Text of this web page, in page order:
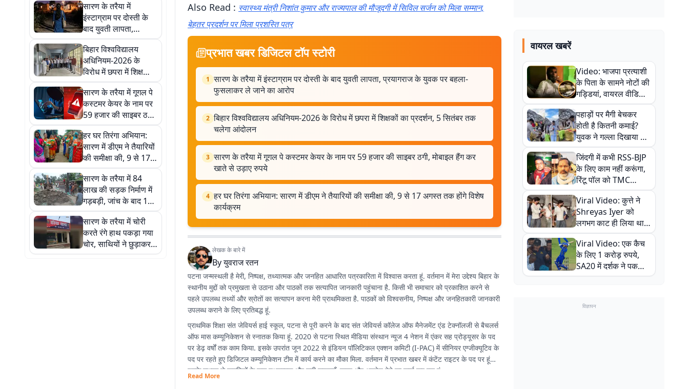
सारण के तरैया में
इंस्टाग्राम पर दोस्ती के
बाद युवती लापता,
प्रयागराज के युवक पर
बहला-फुसलाकर ले जाने
का आरोप
बिहार विश्वविद्यालय
अधिनियम-2026 के
विरोध में छपरा में शिक्षकों
का प्रदर्शन, 5 सितंबर
तक चलेगा आंदोलन
सारण के तरैया में गूगल पे
कस्टमर केयर के नाम पर
59 हजार की साइबर ठगी,
मोबाइल हैंग कर खाते से
उड़ाए रुपये
हर घर तिरंगा अभियान:
सारण में डीएम ने तैयारियों
की समीक्षा की, 9 से 17
अगस्त तक होंगे विशेष
कार्यक्रम
सारण के तरैया में 84
लाख की सड़क निर्माण में
गड़बड़ी, जांच के बाद 150
फीट सड़क की ढलाई
तुड़वाई गई
सारण के तरैया में चोरी
करते रंगे हाथ पकड़ा गया
चोर, साथियों ने छुड़ाकर
कराया फरार
Also Read : स्वास्थ्य मंत्री निशांत कुमार और राज्यपाल की मौजूदगी में सिविल सर्जन को मिला सम्मान,
बेहतर प्रदर्शन पर मिला प्रशस्ति पत्र
प्रभात खबर डिजिटल टॉप स्टोरी
1 सारण के तरैया में इंस्टाग्राम पर दोस्ती के बाद युवती लापता, प्रयागराज के युवक पर बहला-
फुसलाकर ले जाने का आरोप
2 बिहार विश्वविद्यालय अधिनियम-2026 के विरोध में छपरा में शिक्षकों का प्रदर्शन, 5 सितंबर तक
चलेगा आंदोलन
3 सारण के तरैया में गूगल पे कस्टमर केयर के नाम पर 59 हजार की साइबर ठगी, मोबाइल हैंग कर
खाते से उड़ाए रुपये
4 हर घर तिरंगा अभियान: सारण में डीएम ने तैयारियों की समीक्षा की, 9 से 17 अगस्त तक होंगे विशेष
कार्यक्रम
लेखक के बारे में
Byयुवराज रतन
पटना जन्मस्थली है मेरी, निष्पक्ष, तथ्यात्मक और जनहित आधारित पत्रकारिता में विश्वास करता हूं. वर्तमान में मेरा उद्देश्य बिहार के
स्थानीय मुद्दों को प्रमुखता से उठाना और पाठकों तक सत्यापित जानकारी पहुंचाना है. किसी भी समाचार को प्रकाशित करने से
पहले उपलब्ध तथ्यों और स्रोतों का सत्यापन करना मेरी प्राथमिकता है. पाठकों को विश्वसनीय, निष्पक्ष और जनहितकारी जानकारी
उपलब्ध कराने के लिए प्रतिबद्ध हूं.
प्राथमिक शिक्षा संत जेवियर्स हाई स्कूल, पटना से पूरी करने के बाद संत जेवियर्स कॉलेज ऑफ मैनेजमेंट एंड टेक्नॉलजी से बैचलर्स
ऑफ मास कम्यूनिकेशन से स्नातक किया हूं. 2020 से पटना स्थित मीडिया संस्थान न्यूज 4 नेशन में एंकर सह प्रोड्यूसर के पद
पर डेढ़ वर्षों तक काम किया. इसके उपरांत जून 2022 से इंडियन पॉलिटिकल एक्शन कमिटी (I-PAC) में सीनियर एग्जीक्यूटिव के
पद पर रहते हुए डिजिटल कम्यूनिकेशन टीम में कार्य करने का मौका मिला. वर्तमान में प्रभात खबर में कंटेंट राइटर के पद पर हूं
इसके माध्यम से नागरिकों के पास तथ्यात्मक और सही सूचनाएँ, खबर और अपडेट देने का कार्य कर रहा हूं.
Read More
वायरल खबरें
Video: भाजपा प्रत्याशी
के पिता के सामने नोटों की
गड्डियां, वायरल वीडियो
से राजनीति में उबाल,
अजित महतो बोले- TMC
की गंदी चाल
पहाड़ों पर मैगी बेचकर
होती है कितनी कमाई?
युवक ने गल्ला दिखाया तो
नौकरी वालों के खड़े हो गए
कान
जिंदगी में कभी RSS-BJP
के लिए काम नहीं करूंगा,
रिंटू पॉल को TMC
ऑफिस में ले जाकर पीटा,
Video वायरल
Viral Video: कुत्ते ने
Shreyas Iyer को
लगभग काट ही लिया था,
न्यूजीलैंड सीरीज से पहले
बाल-बाल बचे
Viral Video: एक कैच
के लिए 1 करोड़ रुपये,
SA20 में दर्शक ने पकड़ा
एक हाथ से गजब का कैच
विज्ञापन